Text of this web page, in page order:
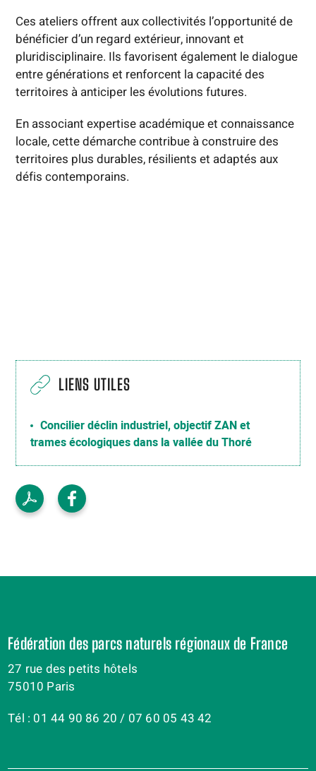
Ces ateliers offrent aux collectivités l’opportunité de
bénéficier d’un regard extérieur, innovant et
pluridisciplinaire. Ils favorisent également le dialogue
entre générations et renforcent la capacité des
territoires à anticiper les évolutions futures.
En associant expertise académique et connaissance
locale, cette démarche contribue à construire des
territoires plus durables, résilients et adaptés aux
défis contemporains.
LIENS UTILES
Concilier déclin industriel, objectif ZAN et
trames écologiques dans la vallée du Thoré
Fédération des parcs naturels régionaux de France
27 rue des petits hôtels
75010 Paris
Tél : 01 44 90 86 20 / 07 60 05 43 42